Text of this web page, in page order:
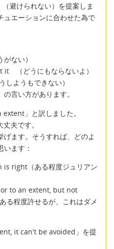
避けられない）を提案しま
ュエーションに合わせた為で
ない）
（どうにもならないよ）
ようもできない）
言い方があります。
」と訳しました。
夫です。
げます。そうすれば、どのよ
ます：
right（ある程度ジュリアン
to an extent, but not
る程度許せるが、これはダメ
it can't be avoided」を提